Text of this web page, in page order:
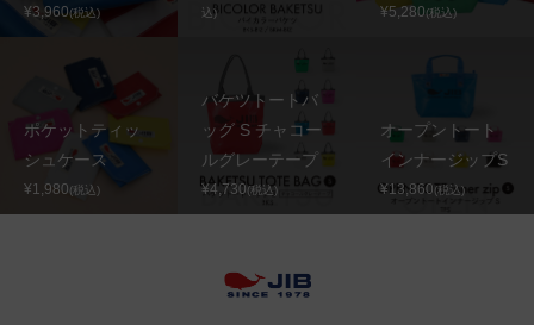
¥3,960(税込)
込)
¥5,280(税込)
ポケットティッ
シュケース
¥1,980(税込)
バケツトートバ
ッグ S チャコー
ルグレーテープ
¥4,730(税込)
オープントート
インナージップS
¥13,860(税込)